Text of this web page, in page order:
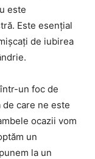
este
Este esențial
de iubirea
un foc de
care ne este
ocazii vom
un
la un